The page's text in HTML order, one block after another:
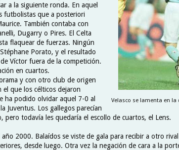
Velasco se lamenta en la
a la siguiente ronda. En aquel
futbolistas que a posteriori
También contaba con
Dugarry o Pires. El Celta
flaquear de fuerzas. Ningún
Porato, y el resultado
Víctor fuera de la competición.
en cuartos.
y con otro club de origen
el que los célticos dejaron
ha podido olvidar aquel 7-0 al
Juventus. Los gallegos parecían
todavía les quedaría el escollo de cuartos, el Lens.
2000. Balaídos se viste de gala para recibir a otro
desde luego. Otra vez la negación de cara a la